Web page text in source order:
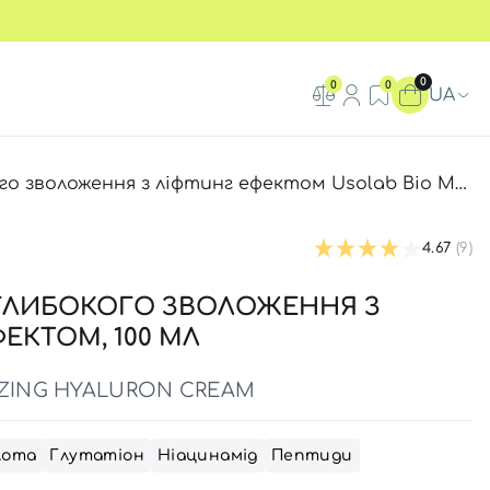
0 0 0
UA
з ліфтинг ефектом Usolab Bio Moisturizing Hyaluron Cream
4.67 (9)
ЗВОЛОЖЕННЯ З
100 МЛ
HYALURON CREAM
Глутатіон Ніацинамід Пептиди